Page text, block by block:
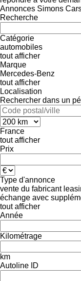
Annonces Simons
Recherche
Catégorie
automobiles
tout afficher
Marque
Mercedes-Benz
tout afficher
Localisation
Rechercher dans un
France
tout afficher
Prix
Type d'annonce
vente du fabricant
échange avec
tout afficher
Année
Kilométrage
km
Autoline ID